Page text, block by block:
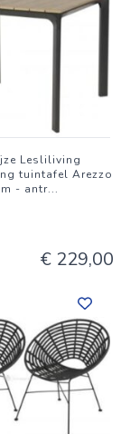
Lesliliving
tuintafel Arezzo
- antr...
€ 229,00